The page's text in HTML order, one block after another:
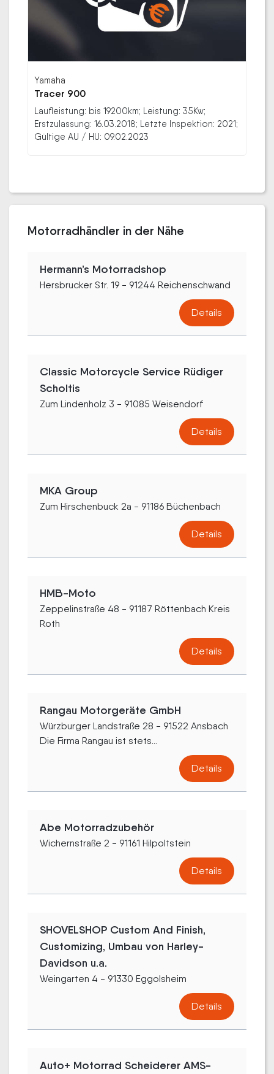
Yamaha
Tracer 900
Laufleistung: bis 19200km; Leistung: 35Kw;
Erstzulassung: 16.03.2018; Letzte Inspektion: 2021;
Gültige AU / HU: 09.02.2023
Motorradhändler in der Nähe
Hermann’s Motorradshop
Hersbrucker Str. 19 - 91244 Reichenschwand
Details
Classic Motorcycle Service Rüdiger
Scholtis
Zum Lindenholz 3 - 91085 Weisendorf
Details
MKA Group
Zum Hirschenbuck 2a - 91186 Büchenbach
Details
HMB-Moto
Zeppelinstraße 48 - 91187 Röttenbach Kreis
Roth
Details
Rangau Motorgeräte GmbH
Würzburger Landstraße 28 - 91522 Ansbach
Die Firma Rangau ist stets...
Details
Abe Motorradzubehör
Wichernstraße 2 - 91161 Hilpoltstein
Details
SHOVELSHOP Custom And Finish,
Customizing, Umbau von Harley-
Davidson u.a.
Weingarten 4 - 91330 Eggolsheim
Details
Auto+ Motorrad Scheiderer AMS-